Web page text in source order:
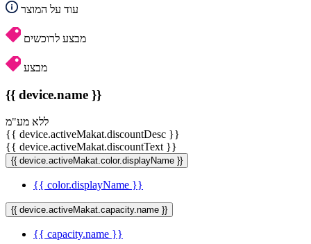
עוד על המוצר
מבצע לרוכשים
מבצע
{{ device.name }}
ללא מע"מ
{{ device.activeMakat.discountDesc }}
{{ device.activeMakat.discountText }}
{{ device.activeMakat.color.displayName }}
{{ color.displayName }}
{{ device.activeMakat.capacity.name }}
{{ capacity.name }}